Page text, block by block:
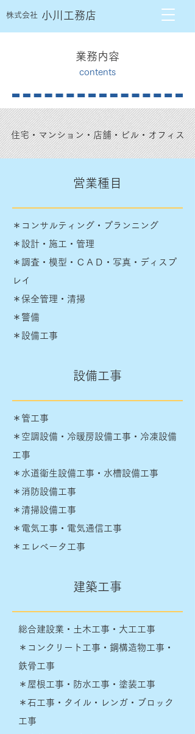
株式会社 小川工務店
営業種目
＊コンサルティング・プランニング
＊設計・施工・管理
＊調査・模型・ＣＡＤ・写真・ディスプ
レイ
＊保全管理・清掃
＊警備
＊設備工事
設備工事
＊管工事
＊空調設備・冷暖房設備工事・冷凍設備
工事
＊水道衛生設備工事・水槽設備工事
＊消防設備工事
＊清掃設備工事
＊電気工事・電気通信工事
＊エレベータ工事
建築工事
総合建設業・土木工事・大工工事
＊コンクリート工事・鋼構造物工事・
鉄骨工事
＊屋根工事・防水工事・塗装工事
＊石工事・タイル・レンガ・ブロック
工事
​業務内容
contents
住宅・マンション・店舗・ビル・オフィス